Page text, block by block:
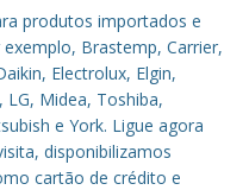
produtos importados e
Brastemp, Carrier,
Electrolux, Elgin,
LG, Midea, Toshiba,
e York. Ligue agora
disponibilizamos
cartão de crédito e